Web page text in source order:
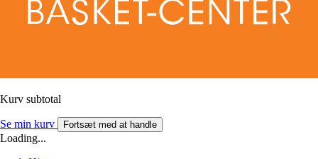
Kurv subtotal
Se min kurv Fortsæt med at handle
Loading...